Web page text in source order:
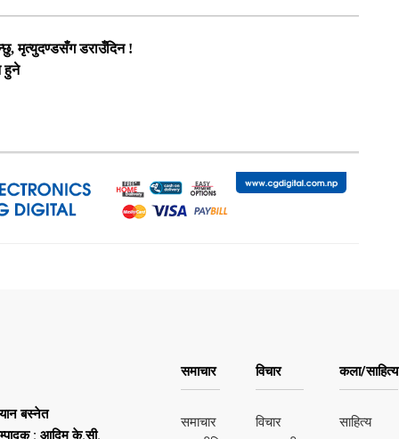
मृत्युदण्डसँग डराउँदिन !
हुने
बस्नेत
समाचार
समाचार
विचार
विचार
कला/साहित्य
साहित्य